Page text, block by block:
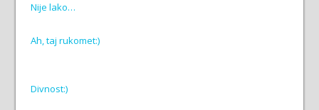
Nije lako…
Ah, taj rukomet:)
Divnost:)